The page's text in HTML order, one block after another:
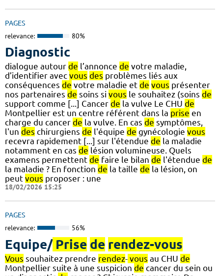
PAGES
relevance: 80%
Diagnostic
dialogue autour de l’annonce de votre maladie,
d’identifier avec vous des problèmes liés aux
conséquences de votre maladie et de vous présenter
nos partenaires de soins si vous le souhaitez (soins de
support comme [...] Cancer de la vulve Le CHU de
Montpellier est un centre référent dans la prise en
charge du cancer de la vulve. En cas de symptômes,
l'un des chirurgiens de l'équipe de gynécologie vous
recevra rapidement [...] sur l'étendue de la maladie
notamment en cas de lésion volumineuse. Quels
examens permettent de faire le bilan de l'étendue de
la maladie ? En fonction de la taille de la lésion, on
peut vous proposer : une
18/02/2026 15:25
PAGES
relevance: 56%
Equipe/ Prise de rendez-vous
Vous souhaitez prendre rendez- vous au CHU de
Montpellier suite à une suspicion de cancer du sein ou